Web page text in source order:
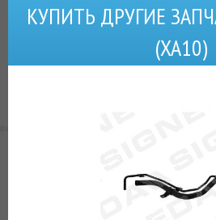
КУПИТЬ ДРУГИЕ
(XA10)